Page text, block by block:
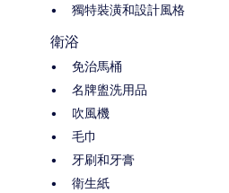
獨特裝潢和設計風格
衛浴
免治馬桶
名牌盥洗用品
吹風機
毛巾
牙刷和牙膏
衛生紙